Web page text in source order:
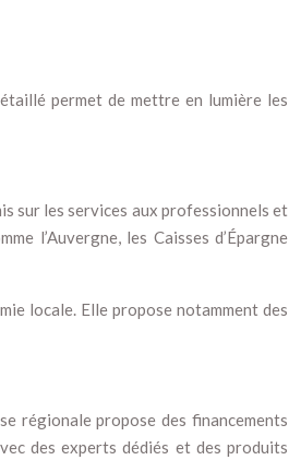
permet de mettre en lumière les
sur les services aux professionnels et
l’Auvergne, les Caisses d’Épargne
locale. Elle propose notamment des
régionale propose des financements
des experts dédiés et des produits